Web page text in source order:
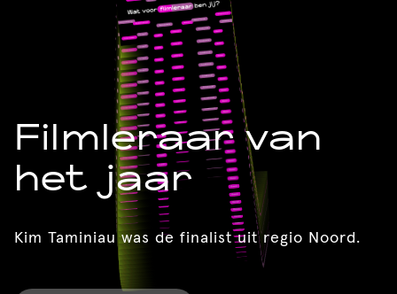
Filmleraar van
het jaar
Kim Taminiau was de finalist uit regio Noord.